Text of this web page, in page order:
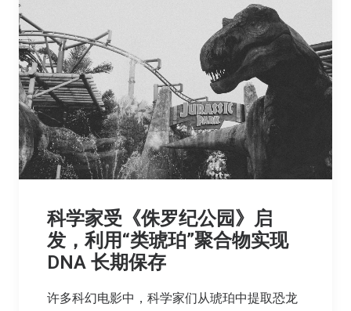
科学家受《侏罗纪公园》启
发，利用“类琥珀”聚合物实现
DNA 长期保存
许多科幻电影中，科学家们从琥珀中提取恐龙